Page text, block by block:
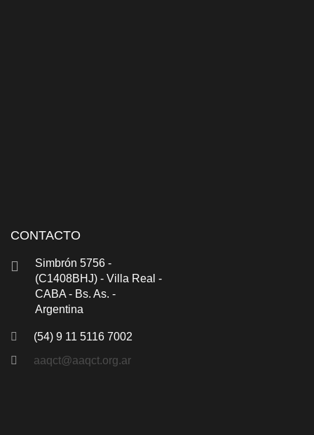
CONTACTO
Simbrón 5756 -
(C1408BHJ) - Villa Real -
CABA - Bs. As. -
Argentina
(54) 9 11 5116 7002
aaqct@aaqct.org.ar